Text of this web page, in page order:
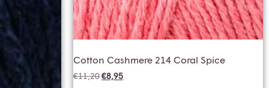
Cotton Cashmere 214 Coral Spice
€11,20€8,95